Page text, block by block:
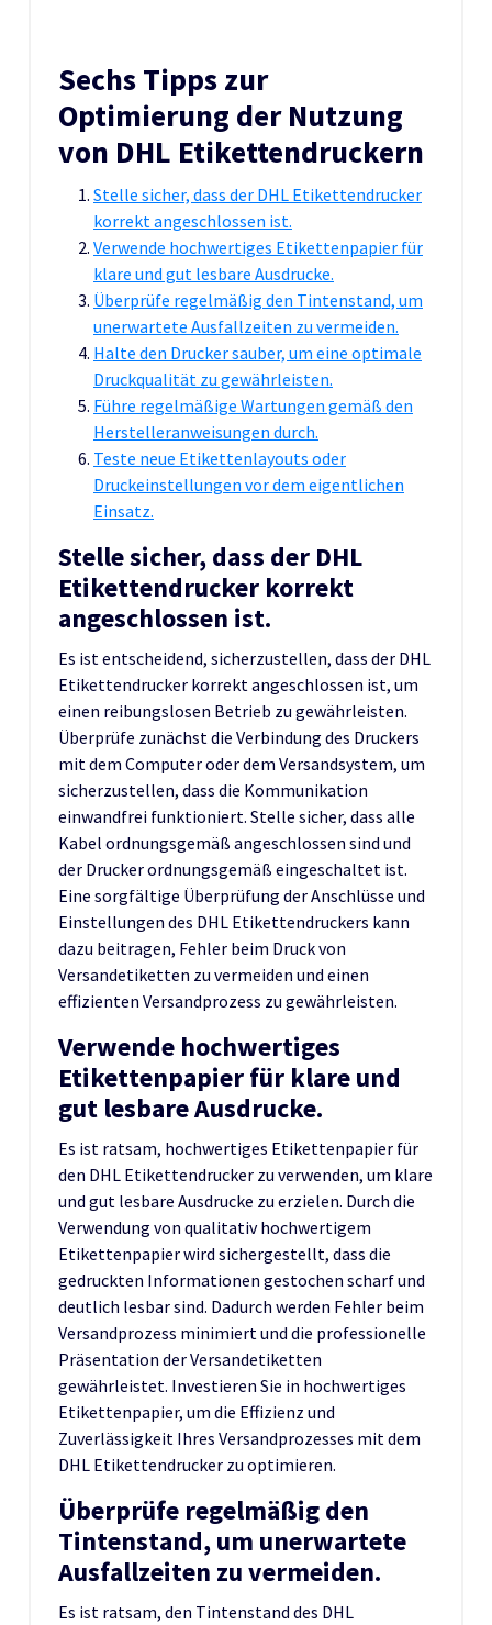
Sechs Tipps zur
Optimierung der Nutzung
von DHL Etikettendruckern
Stelle sicher, dass der DHL Etikettendrucker
korrekt angeschlossen ist.
Verwende hochwertiges Etikettenpapier für
klare und gut lesbare Ausdrucke.
Überprüfe regelmäßig den Tintenstand, um
unerwartete Ausfallzeiten zu vermeiden.
Halte den Drucker sauber, um eine optimale
Druckqualität zu gewährleisten.
Führe regelmäßige Wartungen gemäß den
Herstelleranweisungen durch.
Teste neue Etikettenlayouts oder
Druckeinstellungen vor dem eigentlichen
Einsatz.
Stelle sicher, dass der DHL
Etikettendrucker korrekt
angeschlossen ist.
Es ist entscheidend, sicherzustellen, dass der DHL
Etikettendrucker korrekt angeschlossen ist, um
einen reibungslosen Betrieb zu gewährleisten.
Überprüfe zunächst die Verbindung des Druckers
mit dem Computer oder dem Versandsystem, um
sicherzustellen, dass die Kommunikation
einwandfrei funktioniert. Stelle sicher, dass alle
Kabel ordnungsgemäß angeschlossen sind und
der Drucker ordnungsgemäß eingeschaltet ist.
Eine sorgfältige Überprüfung der Anschlüsse und
Einstellungen des DHL Etikettendruckers kann
dazu beitragen, Fehler beim Druck von
Versandetiketten zu vermeiden und einen
effizienten Versandprozess zu gewährleisten.
Verwende hochwertiges
Etikettenpapier für klare und
gut lesbare Ausdrucke.
Es ist ratsam, hochwertiges Etikettenpapier für
den DHL Etikettendrucker zu verwenden, um klare
und gut lesbare Ausdrucke zu erzielen. Durch die
Verwendung von qualitativ hochwertigem
Etikettenpapier wird sichergestellt, dass die
gedruckten Informationen gestochen scharf und
deutlich lesbar sind. Dadurch werden Fehler beim
Versandprozess minimiert und die professionelle
Präsentation der Versandetiketten
gewährleistet. Investieren Sie in hochwertiges
Etikettenpapier, um die Effizienz und
Zuverlässigkeit Ihres Versandprozesses mit dem
DHL Etikettendrucker zu optimieren.
Überprüfe regelmäßig den
Tintenstand, um unerwartete
Ausfallzeiten zu vermeiden.
Es ist ratsam, den Tintenstand des DHL